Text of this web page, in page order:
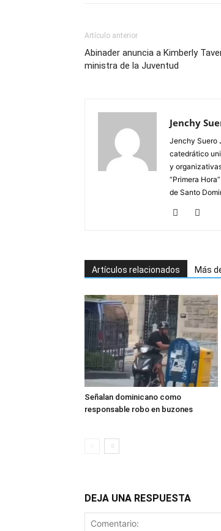
Artículo anterior
Abinader anuncia a Kimberly
ministra de la Juventud
Jenchy
Jenchy Suero
catedrático
y
“Primera
de Santo
Artículos relacionados Más
Señalan dominicano como
responsable robo en buzones
DEJA UNA RESPUESTA